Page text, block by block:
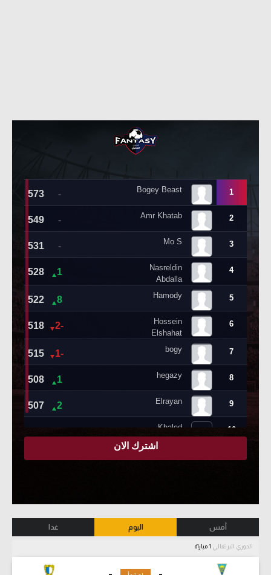
أمس اليوم غدا
الدوري البرتغالي